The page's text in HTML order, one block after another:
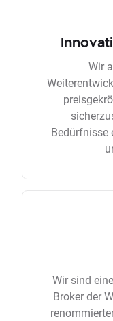
Wir
Bedürfnisse
Wir sind
Broker der